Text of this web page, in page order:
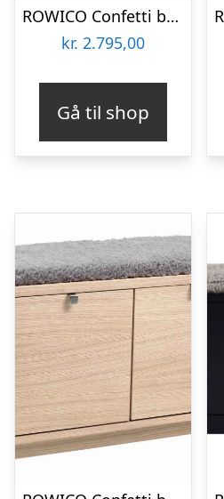
ROWICO Confetti bænk – hvidlakeret træ/lysegrå stofhynde, m. 2 skuffer
kr. 2.795,00
Gå til shop